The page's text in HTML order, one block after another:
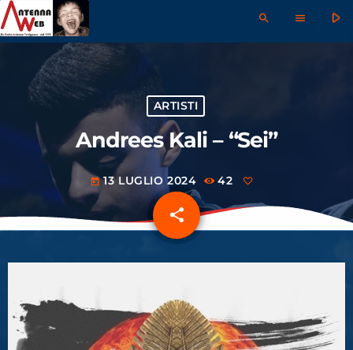
search menu play_arrow
ARTISTI
Andrees Kali – “Sei”
today 13 LUGLIO 2024 42
share
email